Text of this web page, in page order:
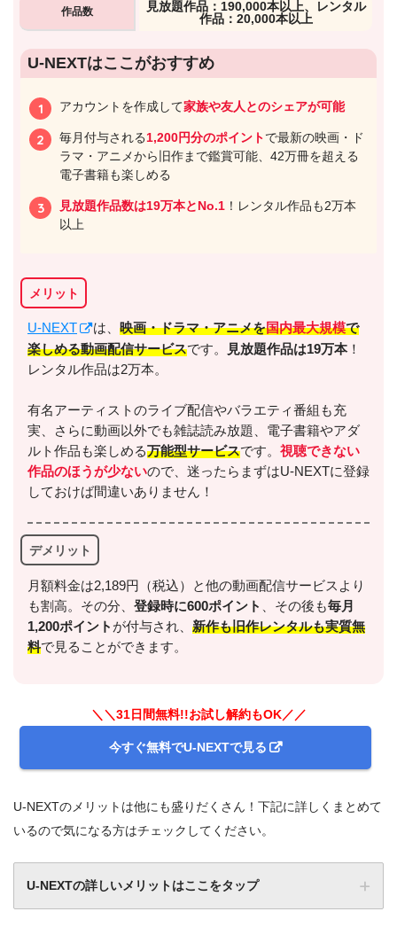
作品数
⾒放題作品：190,000本以上、レンタル
作品：20,000本以上
U-NEXTはここがおすすめ
アカウントを作成して家族や友人とのシェアが可能
毎月付与される1,200円分のポイントで最新の映画・ド
ラマ・アニメから旧作まで鑑賞可能、42万冊を超える
電子書籍も楽しめる
見放題作品数は19万本とNo.1 ！レンタル作品も2万本
以上
メリット
U-NEXT は、 映画・ドラマ・アニメを国内最大規模で
楽しめる動画配信サービスです。 見放題作品は19万本 ！
レンタル作品は2万本。
有名アーティストのライブ配信やバラエティ番組も充
実、さらに動画以外でも雑誌読み放題、電子書籍やアダ
ルト作品も楽しめる万能型サービスです。 視聴できない
作品のほうが少ないので、迷ったらまずはU-NEXTに登録
しておけば間違いありません！
デメリット
月額料金は2,189円（税込）と他の動画配信サービスより
も割高。その分、 登録時に600ポイント 、その後も毎月
1,200ポイント が付与され、 新作も旧作レンタルも実質無
料で見ることができます。
＼＼31日間無料!!お試し解約もOK／／
今すぐ無料でU-NEXTで見る
U-NEXTのメリットは他にも盛りだくさん！下記に詳しくまとめて
いるので気になる方はチェックしてください。
U-NEXTの詳しいメリットはここをタップ